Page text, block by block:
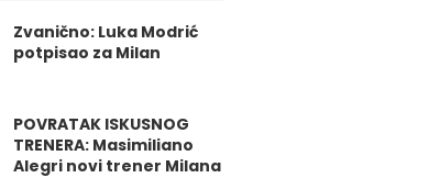
Zvanično: Luka Modrić
potpisao za Milan
POVRATAK ISKUSNOG
TRENERA: Masimiliano
Alegri novi trener Milana